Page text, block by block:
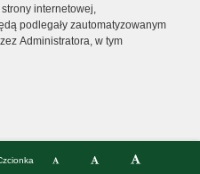
internetowej,
podlegały zautomatyzowanym
Administratora, w tym